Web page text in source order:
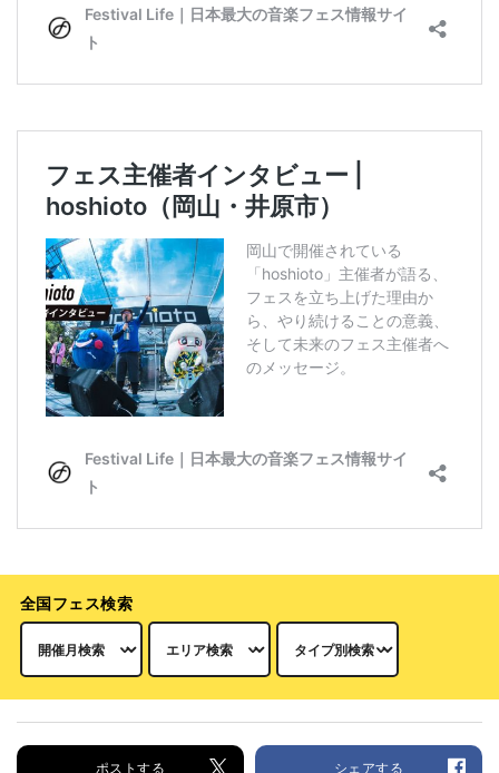
全国フェス検索
ポストする シェアする